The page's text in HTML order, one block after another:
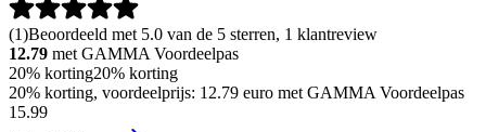
(1)Beoordeeld met 5.0 van de 5 sterren, 1 klantreview
12.79 met GAMMA Voordeelpas
20% korting20% korting
20% korting, voordeelprijs: 12.79 euro met GAMMA Voordeelpas
15.99